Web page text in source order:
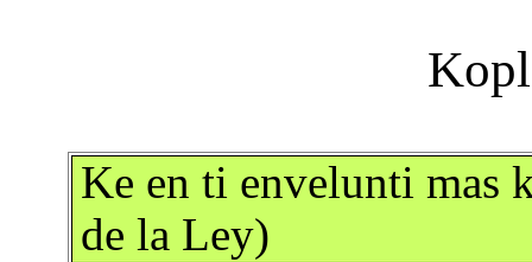
Ke en ti envelunti mas
de la Ley)